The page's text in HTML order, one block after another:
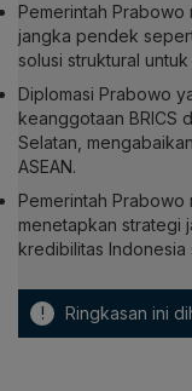
Pemerintah
jangka pendek
solusi struktural
Diplomasi Prabowo
keanggotaan BRICS
Selatan,
ASEAN.
Pemerintah
menetapkan strategi
kredibilitas
! Ringkasan ini